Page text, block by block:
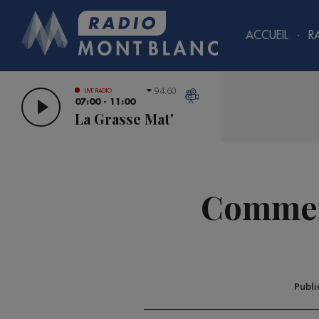
ACCUEIL
LIVE RADIO
07:00 - 11:00
La Grasse Mat'
94.60